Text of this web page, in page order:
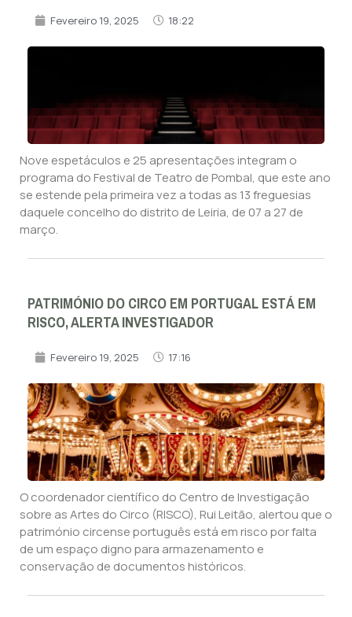
Fevereiro 19, 2025 18:22
Nove espetáculos e 25 apresentações integram o
programa do Festival de Teatro de Pombal, que este ano
se estende pela primeira vez a todas as 13 freguesias
daquele concelho do distrito de Leiria, de 07 a 27 de
março.
PATRIMÓNIO DO CIRCO EM PORTUGAL ESTÁ EM
RISCO, ALERTA INVESTIGADOR
Fevereiro 19, 2025 17:16
O coordenador científico do Centro de Investigação
sobre as Artes do Circo (RISCO), Rui Leitão, alertou que o
património circense português está em risco por falta
de um espaço digno para armazenamento e
conservação de documentos históricos.